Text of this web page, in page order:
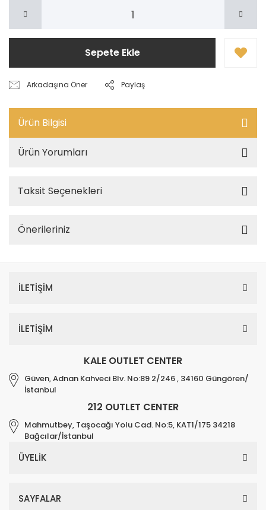
Sepete Ekle
Arkadaşına Öner Paylaş
Ürün Bilgisi
Ürün Yorumları
Taksit Seçenekleri
Önerileriniz
İLETİŞİM
İLETİŞİM
KALE OUTLET CENTER
Güven, Adnan Kahveci Blv. No:89 2/246 , 34160 Güngören/
İstanbul
212 OUTLET CENTER
Mahmutbey, Taşocağı Yolu Cad. No:5, KAT1/175 34218
Bağcılar/İstanbul
ÜYELİK
SAYFALAR